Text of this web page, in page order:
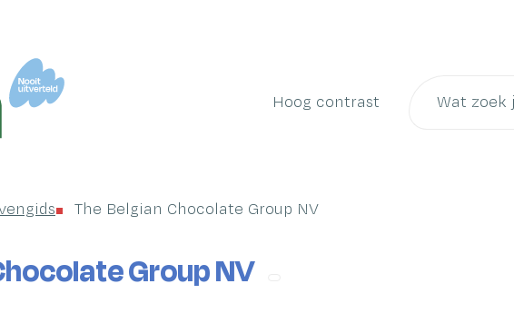
Hoog contrast
zoek
The Belgian Chocolate Group NV
Group NV